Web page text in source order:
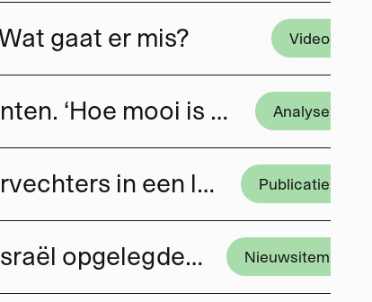
gaat er mis? Video
Geen protocollen en rapportages, maar fietstochtjes met cliënten. ‘Hoe mooi is dat, dat dat nu kan?’ Analyse
Hoe het Rekenkamerrapport over wensen en zorgen van Overvechters in een la belandde Publicatie
Nierpatiënten in Gaza lijden nog steeds dagelijks onder door Israël opgelegde tekorten Nieuwsitem